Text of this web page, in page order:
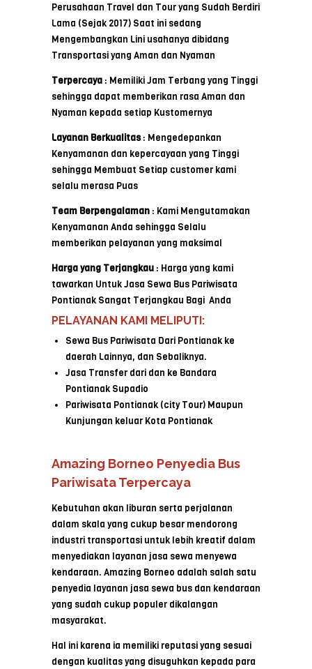
Perusahaan Travel dan Tour yang Sudah Berdiri
Lama (Sejak 2017) Saat ini sedang
Mengembangkan Lini usahanya dibidang
Transportasi yang Aman dan Nyaman
Terpercaya : Memiliki Jam Terbang yang Tinggi
sehingga dapat memberikan rasa Aman dan
Nyaman kepada setiap Kustomernya
Layanan Berkualitas: Mengedepankan
Kenyamanan dan kepercayaan yang Tinggi
sehingga Membuat Setiap customer kami
selalu merasa Puas
Team Berpengalaman : Kami Mengutamakan
Kenyamanan Anda sehingga Selalu
memberikan pelayanan yang maksimal
Harga yang Terjangkau : Harga yang kami
tawarkan Untuk Jasa Sewa Bus Pariwisata
Pontianak Sangat Terjangkau Bagi Anda
PELAYANAN KAMI MELIPUTI:
Sewa Bus Pariwisata Dari Pontianak ke
daerah Lainnya, dan Sebaliknya.
Jasa Transfer dari dan ke Bandara
Pontianak Supadio
Pariwisata Pontianak (city Tour) Maupun
Kunjungan keluar Kota Pontianak
Amazing Borneo Penyedia Bus
Pariwisata Terpercaya
Kebutuhan akan liburan serta perjalanan
dalam skala yang cukup besar mendorong
industri transportasi untuk lebih kreatif dalam
menyediakan layanan jasa sewa menyewa
kendaraan. Amazing Borneo adalah salah satu
penyedia layanan jasa sewa bus dan kendaraan
yang sudah cukup populer dikalangan
masyarakat.
Hal ini karena ia memiliki reputasi yang sesuai
dengan kualitas yang disuguhkan kepada para